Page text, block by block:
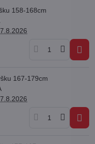
158-168cm
167-179cm